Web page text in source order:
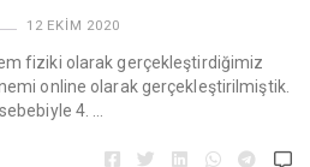
12 EKIM 2020
fiziki olarak gerçekleştirdiğimiz
online olarak gerçekleştirilmiştik.
4. …